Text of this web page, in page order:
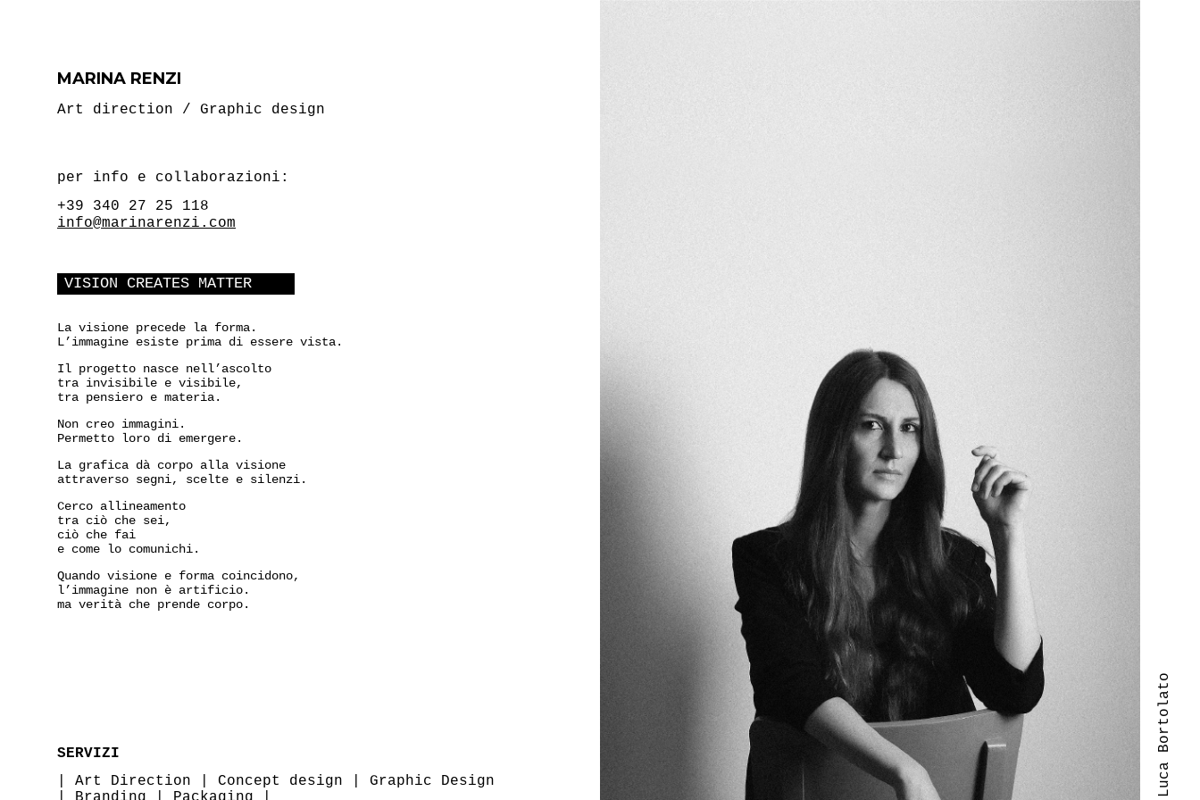
MARINA RENZI
Art direction / Graphic design
per info e collaborazioni:
+39 340 27 25 118
info@marinarenzi.com
VISION CREATES MATTER
La visione precede la forma.
L’immagine esiste prima di essere vista.
Il progetto nasce nell’ascolto
tra invisibile e visibile,
tra pensiero e materia.
Non creo immagini.
Permetto loro di emergere.
La grafica dà corpo alla visione
attraverso segni, scelte e silenzi.
Cerco allineamento
tra ciò che sei,
ciò che fai
e come lo comunichi.
Quando visione e forma coincidono,
l’immagine non è artificio.
ma verità che prende corpo.
SERVIZI
Art Direction Concept design
Graphic Design
| Luca Bortolato